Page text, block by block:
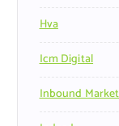
Hva
Icm Digital
Inbound